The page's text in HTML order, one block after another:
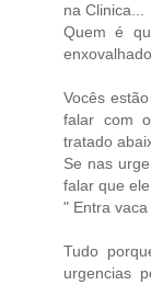
na Clinica...
Quem é
Vocês
falar com
tratado
Se nas
falar que
" Entra
Tudo
urgencias